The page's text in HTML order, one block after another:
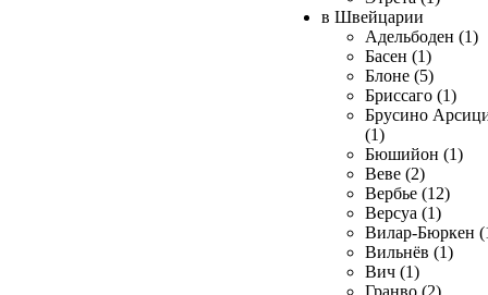
в Швейцарии
Адельбоден (1)
Басен (1)
Блоне (5)
Бриссаго (1)
Брусино
(1)
Бюшийон (1)
Веве (2)
Вербье (12)
Версуа (1)
Вилар-Бюркен
Вильнёв (1)
Вич (1)
Гранво (2)